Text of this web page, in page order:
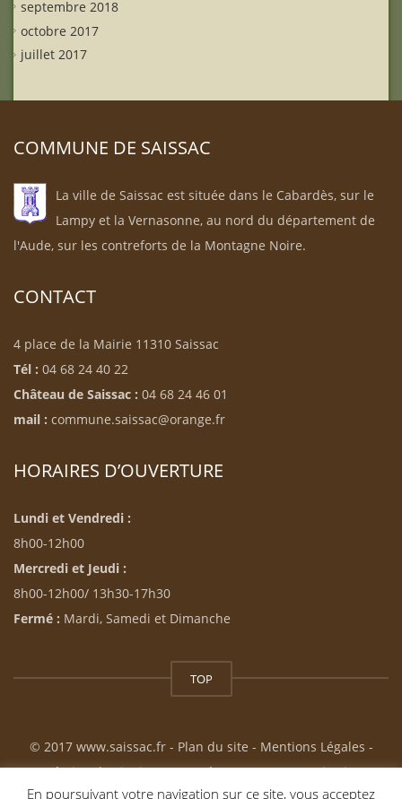
septembre 2018
octobre 2017
juillet 2017
COMMUNE DE SAISSAC
La ville de Saissac est située dans le Cabardès, sur le
Lampy et la Vernasonne, au nord du département de
l'Aude, sur les contreforts de la Montagne Noire.
CONTACT
4 place de la Mairie 11310 Saissac
Tél : 04 68 24 40 22
Château de Saissac : 04 68 24 46 01
mail : commune.saissac@orange.fr
HORAIRES D’OUVERTURE
Lundi et Vendredi :
8h00-12h00
Mercredi et Jeudi :
8h00-12h00/ 13h30-17h30
Fermé : Mardi, Samedi et Dimanche
TOP
© 2017 www.saissac.fr - Plan du site - Mentions Légales -
Création du site internet : Résonance Communication
En poursuivant votre navigation sur ce site, vous acceptez